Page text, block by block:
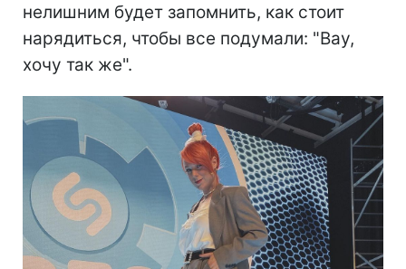
нелишним будет запомнить, как стоит
нарядиться, чтобы все подумали: "Вау,
хочу так же".